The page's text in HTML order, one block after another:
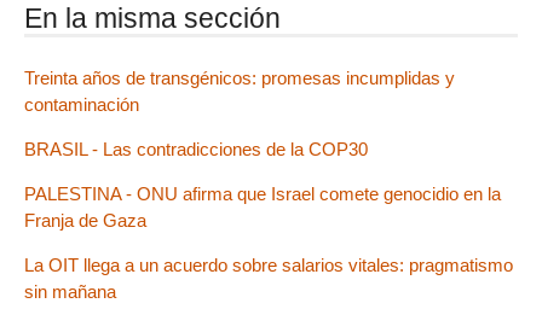
En la misma sección
Treinta años de transgénicos: promesas incumplidas y
contaminación
BRASIL - Las contradicciones de la COP30
PALESTINA - ONU afirma que Israel comete genocidio en la
Franja de Gaza
La OIT llega a un acuerdo sobre salarios vitales: pragmatismo
sin mañana